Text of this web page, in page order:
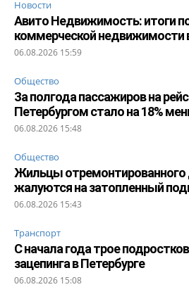
Новости
Авито Недвижимость: итоги
коммерческой недвижимости
06.08.2026 15:59
Общество
За полгода пассажиров на
Петербургом стало на 18%
06.08.2026 15:48
Общество
Жильцы отремонтированного
жалуются на затопленный
06.08.2026 15:43
Транспорт
С начала года трое
зацепинга в Петербурге
06.08.2026 15:08